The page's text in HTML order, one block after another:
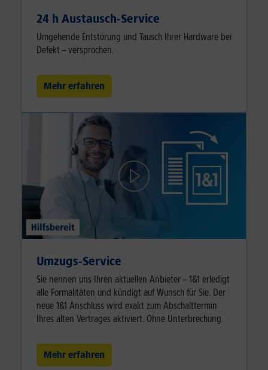
24 h Austausch-Service
Umgehende Entstörung und Tausch Ihrer Hardware bei
Defekt – versprochen.
Mehr erfahren
Umzugs-Service
Sie nennen uns Ihren aktuellen Anbieter – 1&1 erledigt
alle Formalitäten und kündigt auf Wunsch für Sie. Der
neue 1&1 Anschluss wird exakt zum Abschalttermin
Ihres alten Vertrages aktiviert. Ohne Unterbrechung.
Mehr erfahren